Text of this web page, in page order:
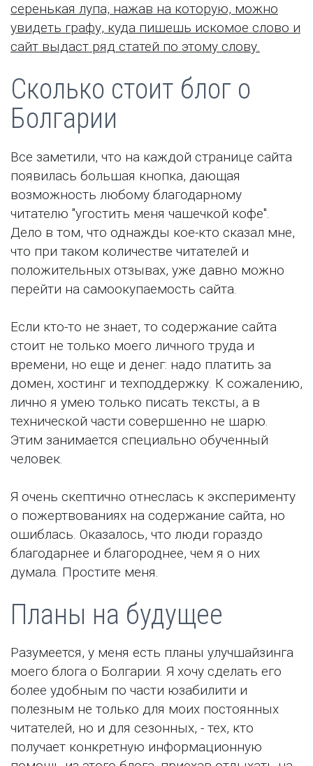
серенькая лупа, нажав на которую, можно
увидеть графу, куда пишешь искомое слово и
сайт выдаст ряд статей по этому слову.
Сколько стоит блог о
Болгарии
Все заметили, что на каждой странице сайта
появилась большая кнопка, дающая
возможность любому благодарному
читателю "угостить меня чашечкой кофе".
Дело в том, что однажды кое-кто сказал мне,
что при таком количестве читателей и
положительных отзывах, уже давно можно
перейти на самоокупаемость сайта.
Если кто-то не знает, то содержание сайта
стоит не только моего личного труда и
времени, но еще и денег: надо платить за
домен, хостинг и техподдержку. К сожалению,
лично я умею только писать тексты, а в
технической части совершенно не шарю.
Этим занимается специально обученный
человек.
Я очень скептично отнеслась к эксперименту
о пожертвованиях на содержание сайта, но
ошиблась. Оказалось, что люди гораздо
благодарнее и благороднее, чем я о них
думала. Простите меня.
Планы на будущее
Разумеется, у меня есть планы улучшайзинга
моего блога о Болгарии. Я хочу сделать его
более удобным по части юзабилити и
полезным не только для моих постоянных
читателей, но и для сезонных, - тех, кто
получает конкретную информационную